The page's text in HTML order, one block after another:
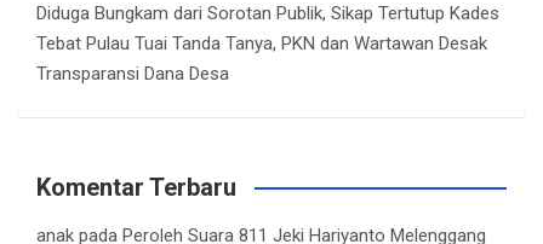
Diduga Bungkam dari Sorotan Publik, Sikap Tertutup Kades
Tebat Pulau Tuai Tanda Tanya, PKN dan Wartawan Desak
Transparansi Dana Desa
Komentar Terbaru
anak pada Peroleh Suara 811 Jeki Hariyanto Melenggang